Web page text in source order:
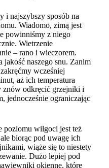
i najszybszy sposób na
. Wiadomo, zimą jest
powinniśmy z niego
Wietrzenie
– rano i wieczorem.
jakość naszego snu. Zanim
wcześniej
aż ich temperatura
znów odkręcić grzejniki i
jednocześnie ograniczając
poziomu wilgoci jest też
biorąc pod uwagę ich
wiąże się to niestety
Dużo lepiej pod
okienne, które